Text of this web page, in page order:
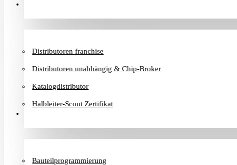
Distributoren franchise
Distributoren unabhängig & Chip-Broker
Katalogdistributor
Halbleiter-Scout Zertifikat
Bauteilprogrammierung